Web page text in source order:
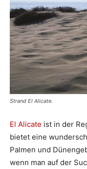
Strand El Alicate.
El Alicate ist in der
bietet eine
Palmen und
wenn man auf der